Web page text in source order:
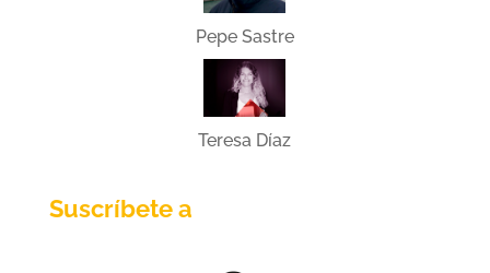
Pepe Sastre
Teresa Díaz
Suscríbete a